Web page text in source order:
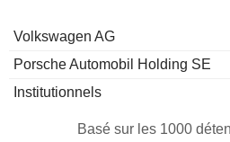
Volkswagen AG
Porsche Automobil Holding SE
Institutionnels
Basé sur les 1000